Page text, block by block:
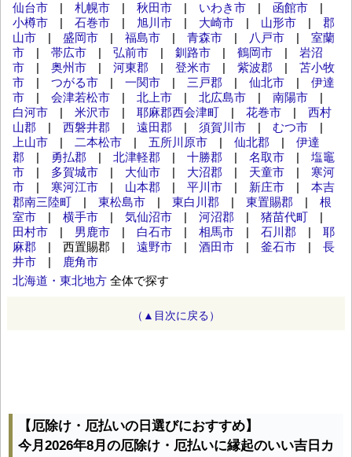
仙台市 | 札幌市 | 秋田市 | いわき市 | 函館市 |
小樽市 | 石巻市 | 旭川市 | 大崎市 | 山形市 | 郡
山市 | 盛岡市 | 福島市 | 青森市 | 八戸市 | 室蘭
市 | 帯広市 | 弘前市 | 釧路市 | 鶴岡市 | 岩沼
市 | 奥州市 | 河東郡 | 登米市 | 紫波郡 | 苫小牧
市 | つがる市 | 一関市 | 三戸郡 | 仙北市 | 伊達
市 | 会津若松市 | 北上市 | 北広島市 | 南陽市 |
白河市 | 米沢市 | 耶麻郡西会津町 | 花巻市 | 西村
山郡 | 西磐井郡 | 遠田郡 | 須賀川市 | むつ市 |
上山市 | 二本松市 | 五所川原市 | 仙北郡 | 伊達
郡 | 勇払郡 | 北津軽郡 | 十勝郡 | 名取市 | 塩竈
市 | 多賀城市 | 大仙市 | 大沼郡 | 天童市 | 寒河
市 | 寒河江市 | 山本郡 | 平川市 | 新庄市 | 本吉
郡南三陸町 | 東松島市 | 東白川郡 | 東置賜郡 | 根
室市 | 横手市 | 気仙沼市 | 河沼郡 | 猪苗代町 |
田村市 | 男鹿市 | 白石市 | 相馬市 | 石川郡 | 耶
麻郡 | 西置賜郡 | 遠野市 | 酒田市 | 釜石市 | 長
井市 |
鹿角市
北海道・東北地方 全体で探す
（▲目次に戻る）
【厄除け・厄払いの日選びにおすすめ】
今月2026年8月の厄除け・厄払いに縁起のいい吉日カ